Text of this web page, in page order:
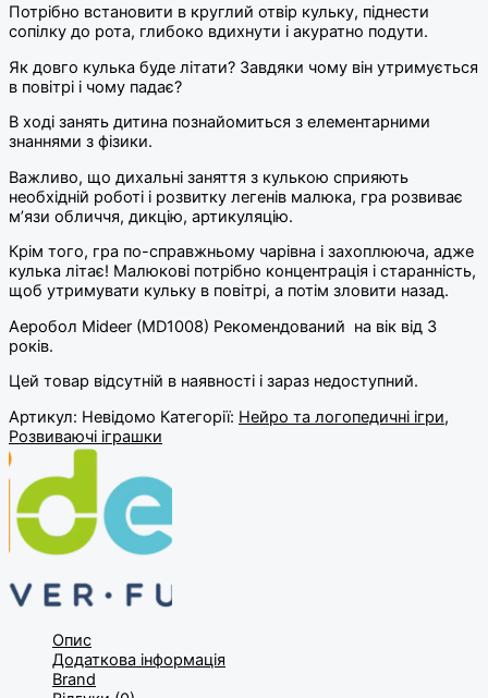
Потрібно встановити в круглий отвір кульку, піднести
сопілку до рота, глибоко вдихнути і акуратно подути.
Як довго кулька буде літати? Завдяки чому він утримується
в повітрі і чому падає?
В ході занять дитина познайомиться з елементарними
знаннями з фізики.
Важливо, що дихальні заняття з кулькою сприяють
необхідній роботі і розвитку легенів малюка, гра розвиває
м’язи обличчя, дикцію, артикуляцію.
Крім того, гра по-справжньому чарівна і захоплююча, адже
кулька літає! Малюкові потрібно концентрація і старанність,
щоб утримувати кульку в повітрі, а потім зловити назад.
Аеробол Mideer (MD1008) Рекомендований на вік від 3
років.
Цей товар відсутній в наявності і зараз недоступний.
Артикул: Невідомо Категорії: Нейро та логопедичні ігри,
Розвиваючі іграшки
Опис
Додаткова інформація
Brand